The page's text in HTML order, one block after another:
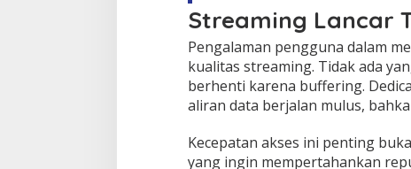
Streaming Lancar
Pengalaman pengguna dalam
kualitas streaming. Tidak ada
berhenti karena buffering.
aliran data berjalan mulus,
Kecepatan akses ini penting
yang ingin mempertahankan